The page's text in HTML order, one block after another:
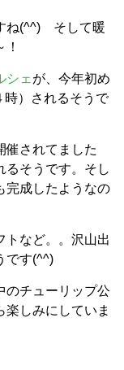
ね(^^) そして暖
シェ が、今年初め
時）されるそうで
催されてました
るそうです。そし
完成したようなの
トなど。。沢山出
です(^^)
のチューリップ公
楽しみにしていま